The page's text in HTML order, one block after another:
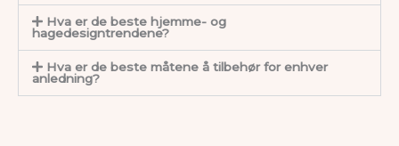
Hva er de beste hjemme- og
hagedesigntrendene?
Hva er de beste måtene å tilbehør for enhver
anledning?